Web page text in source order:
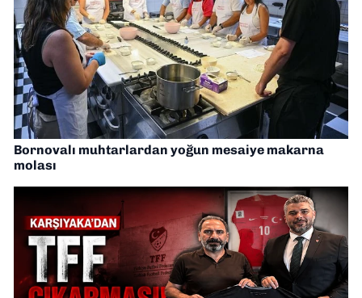
Bornovalı muhtarlardan yoğun mesaiye makarna
molası